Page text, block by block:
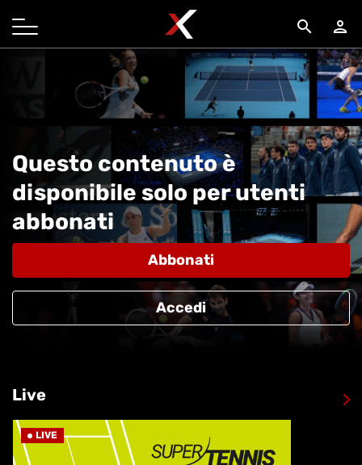
search person
Questo contenuto è
disponibile solo per utenti
abbonati
Abbonati
Accedi
Live
LIVE